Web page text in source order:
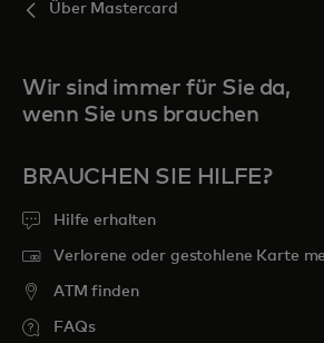
Über Mastercard
Wir sind immer für Sie da,
wenn Sie uns brauchen
BRAUCHEN SIE HILFE?
Hilfe erhalten
Verlorene oder gestohlene Karte
ATM finden
FAQs